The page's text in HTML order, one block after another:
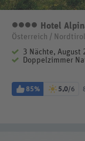
4 Sterne
Hotel
Österreich /
3 Nächte, August
Doppelzimmer
85% 5,0/6